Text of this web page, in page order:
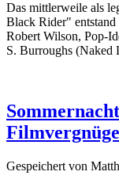
Das mittlerweile als
Black Rider"
Robert Wilson, Pop-
S. Burroughs (Naked
Gespeichert von